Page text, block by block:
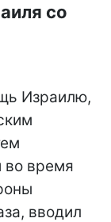
со
Израилю,
во время
вводил